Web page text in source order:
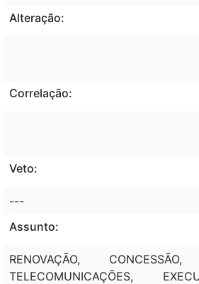
Alteração:
Correlação:
Veto:
---
Assunto:
RENOVAÇÃO,
TELECOMUNICAÇÕES,